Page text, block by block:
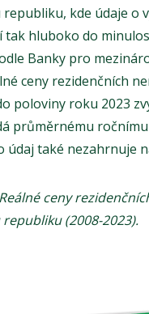
kde údaje o
tak hluboko do
Banky pro
ceny rezidenčních
poloviny roku 2023
průměrnému
údaj také nezahrnuje
ceny
(2008-2023).